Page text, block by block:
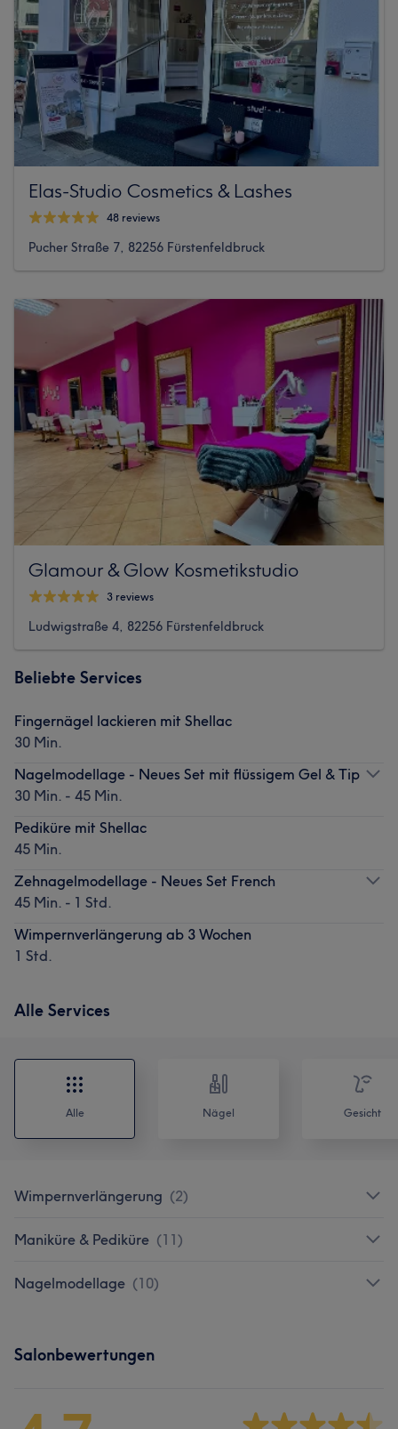
Elas-Studio Cosmetics & Lashes
48 reviews
Pucher Straße 7, 82256 Fürstenfeldbruck
Glamour & Glow Kosmetikstudio
3 reviews
Ludwigstraße 4, 82256 Fürstenfeldbruck
Beliebte Services
Fingernägel lackieren mit Shellac
30 Min.
Nagelmodellage - Neues Set mit flüssigem Gel & Tip
30 Min. - 45 Min.
Pediküre mit Shellac
45 Min.
Zehnagelmodellage - Neues Set French
45 Min. - 1 Std.
Wimpernverlängerung ab 3 Wochen
1 Std.
Alle Services
Alle Nägel Gesicht
Wimpernverlängerung (2)
Maniküre & Pediküre (11)
Nagelmodellage (10)
Salonbewertungen